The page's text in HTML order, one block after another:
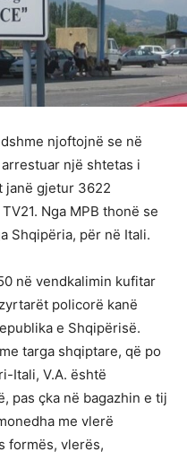
njoftojnë se në
një shtetas i
janë gjetur 3622
Nga MPB thonë se
Shqipëria, për në Itali.
në vendkalimin kufitar
policorë kanë
e Shqipërisë.
targa shqiptare, që po
Itali, V.A. është
pas çka në bagazhin e tij
me vlerë
formës, vlerës,